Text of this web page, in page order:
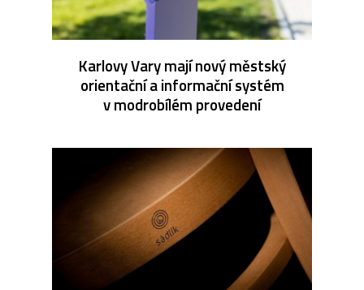
Karlovy Vary mají nový městský
orientační a informační systém
v modrobílém provedení